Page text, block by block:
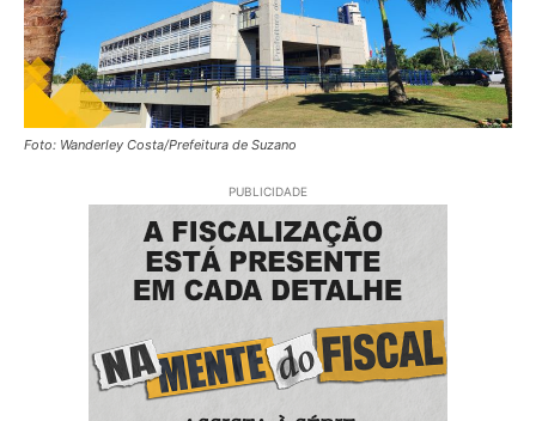
Foto: Wanderley Costa/Prefeitura de Suzano
PUBLICIDADE